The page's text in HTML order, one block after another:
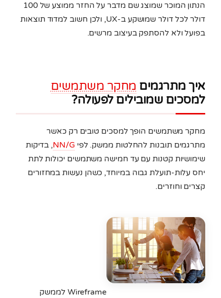
הנתון המוכר שמוצג שם מדבר על החזר ממוצע של 100
דולר לכל דולר שמושקע ב-UX, ולכן חשוב למדוד תוצאות
בפועל ולא להסתפק בעיצוב מרשים.
איך מתרגמים מחקר משתמשים
למסכים שמובילים לפעולה?
מחקר משתמשים הופך למסכים טובים רק כאשר
מתרגמים תובנות להחלטות ממשק. לפי NN/G, בדיקות
שימושיות קטנות עם עד חמישה משתמשים יכולות לתת
יחס עלות-תועלת גבוה במיוחד, כשהן נעשות במחזורים
קצרים וחוזרים.
Wireframe לממשק